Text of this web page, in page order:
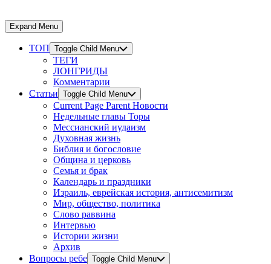
Expand Menu
ТОП Toggle Child Menu
ТЕГИ
ЛОНГРИДЫ
Комментарии
Статьи Toggle Child Menu
Current Page Parent Новости
Недельные главы Торы
Мессианский иудаизм
Духовная жизнь
Библия и богословие
Община и церковь
Семья и брак
Календарь и праздники
Израиль, еврейская история, антисемитизм
Мир, общество, политика
Слово раввина
Интервью
Истории жизни
Архив
Вопросы ребе Toggle Child Menu